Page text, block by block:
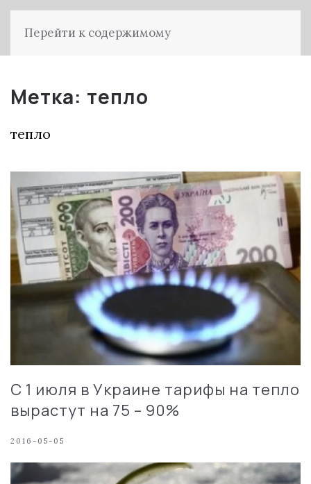
Перейти к содержимому
Метка: тепло
тепло
С 1 июля в Украине тарифы на тепло
вырастут на 75 – 90%
2016-05-05